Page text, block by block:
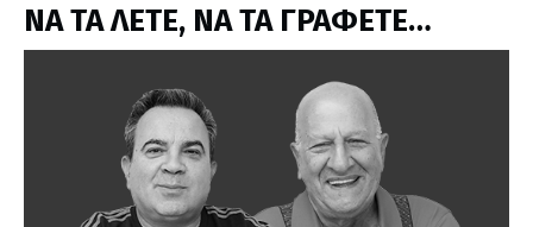
ΝΑ ΤΑ ΛΕΤΕ, ΝΑ ΤΑ ΓΡΑΦΕΤΕ…